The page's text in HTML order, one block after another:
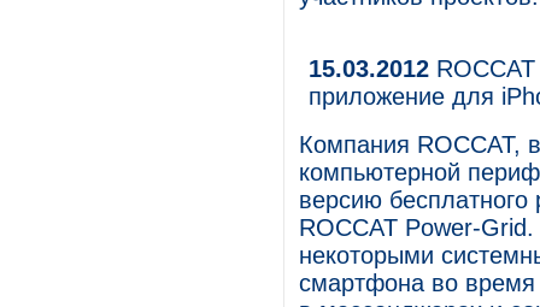
15.03.2012
приложение для
Компания ROCCAT,
компьютерной
версию
ROCCAT Power-
некоторыми
смартфона во